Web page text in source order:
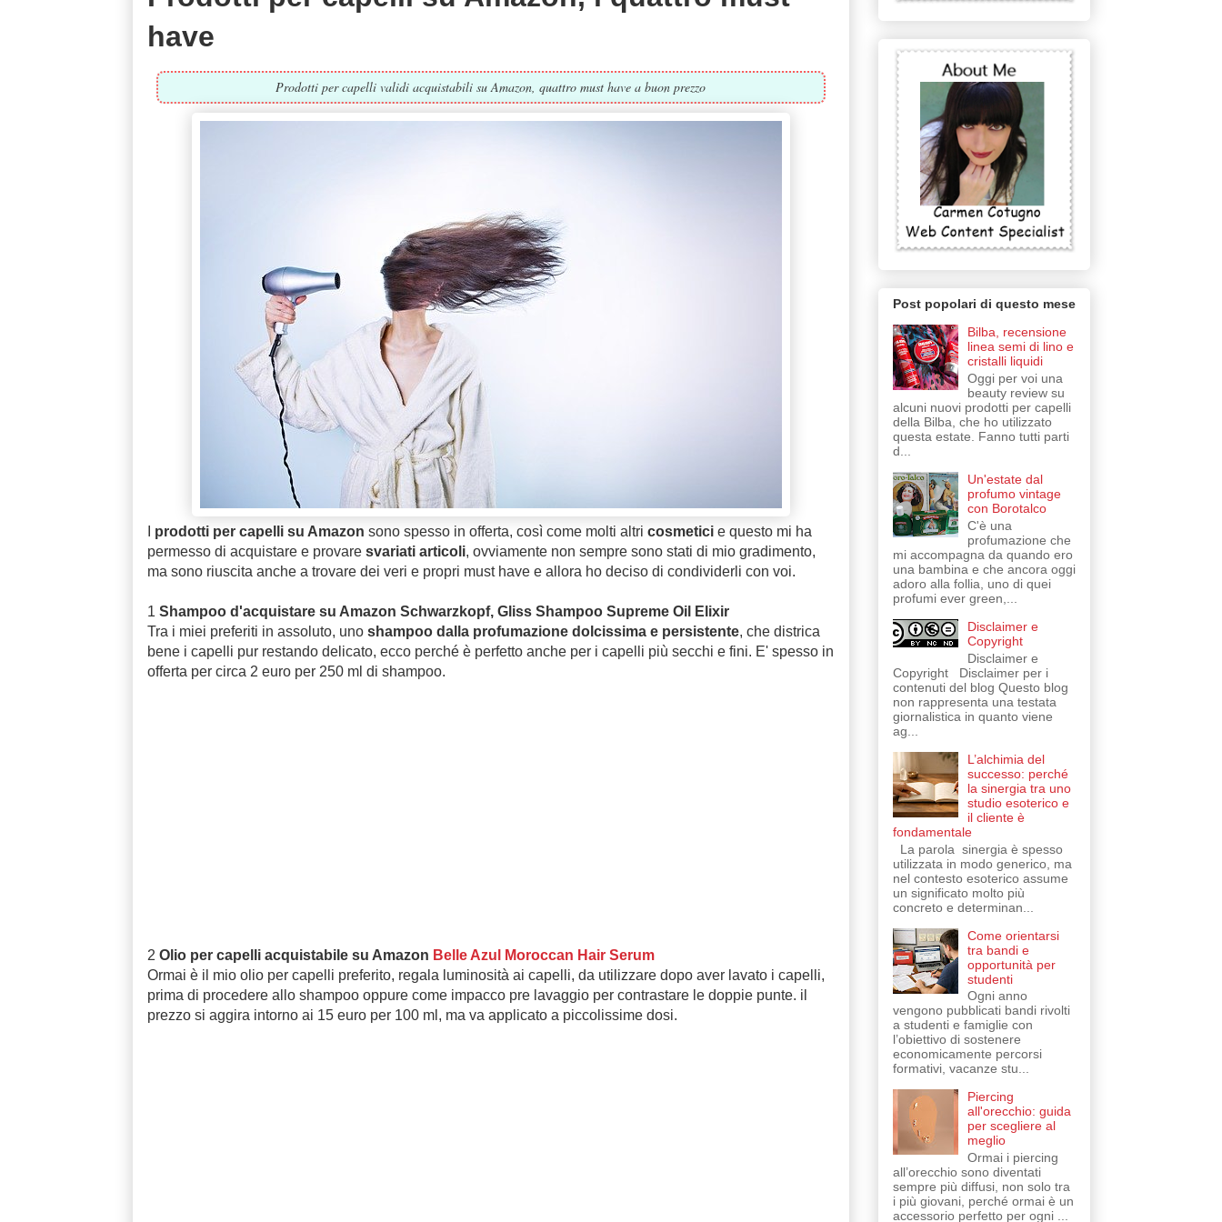
have
Prodotti per capelli validi acquistabili su Amazon, quattro must have a buon prezzo
prodotti per capelli su Amazon sono spesso in offerta, così come molti altri cosmetici e questo mi ha
permesso di acquistare e provare svariati articoli, ovviamente non sempre sono stati di mio gradimento,
ma sono riuscita anche a trovare dei veri e propri must have e allora ho deciso di condividerli con voi.
1 Shampoo d'acquistare su Amazon Schwarzkopf, Gliss Shampoo Supreme Oil Elixir
Tra i miei preferiti in assoluto, unoshampoo dalla profumazione dolcissima e persistente, che districa
bene i capelli pur restando delicato, ecco perché è perfetto anche per i capelli più secchi e fini. E' spesso in
offerta per circa 2 euro per 250 ml di shampoo.
2 Olio per capelli acquistabile su Amazon Belle Azul Moroccan Hair Serum
Ormai è il mio olio per capelli preferito, regala luminosità ai capelli, da utilizzare dopo aver lavato i capelli,
prima di procedere allo shampoo oppure come impacco pre lavaggio per contrastare le doppie punte. il
prezzo si aggira intorno ai 15 euro per 100 ml, ma va applicato a piccolissime dosi.
Post popolari di questo mese
Bilba, recensione
linea semi di lino e
cristalli liquidi
Oggi per voi una
beauty review su
alcuni nuovi prodotti per capelli
della Bilba, che ho utilizzato
questa estate. Fanno tutti parti
d...
Un'estate dal
profumo vintage
con Borotalco
C'è una
profumazione che
mi accompagna da quando ero
una bambina e che ancora oggi
adoro alla follia, uno di quei
profumi ever green,...
Disclaimer e
Copyright
Disclaimer e
Copyright Disclaimer per i
contenuti del blog Questo blog
non rappresenta una testata
giornalistica in quanto viene
ag...
L’alchimia del
successo: perché
la sinergia tra uno
studio esoterico e
il cliente è
fondamentale
La parola sinergia è spesso
utilizzata in modo generico, ma
nel contesto esoterico assume
un significato molto più
concreto e determinan...
Come orientarsi
tra bandi e
opportunità per
studenti
Ogni anno
vengono pubblicati bandi rivolti
a studenti e famiglie con
l’obiettivo di sostenere
economicamente percorsi
formativi, vacanze stu...
Piercing
all'orecchio: guida
per scegliere al
meglio
Ormai i piercing
all’orecchio sono diventati
sempre più diffusi, non solo tra
i più giovani, perché ormai è un
accessorio perfetto per ogni ...